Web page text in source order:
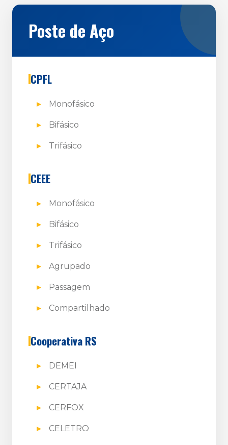
Poste de Aço
CPFL
Monofásico
Bifásico
Trifásico
CEEE
Monofásico
Bifásico
Trifásico
Agrupado
Passagem
Compartilhado
Cooperativa RS
DEMEI
CERTAJA
CERFOX
CELETRO